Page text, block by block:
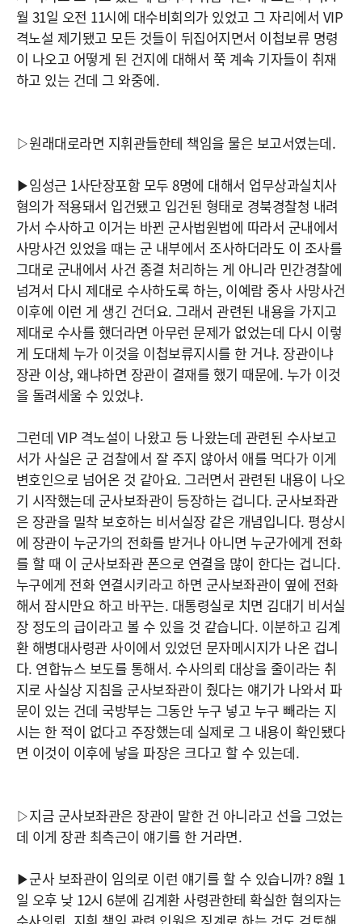
월 31일 오전 11시에 대수비회의가 있었고 그 자리에서 VIP
격노설 제기됐고 모든 것들이 뒤집어지면서 이첩보류 명령
이 나오고 어떻게 된 건지에 대해서 쭉 계속 기자들이 취재
하고 있는 건데 그 와중에.
▷원래대로라면 지휘관들한테 책임을 물은 보고서였는데.
▶임성근 1사단장포함 모두 8명에 대해서 업무상과실치사
혐의가 적용돼서 입건됐고 입건된 형태로 경북경찰청 내려
가서 수사하고 이거는 바뀐 군사법원법에 따라서 군내에서
사망사건 있었을 때는 군 내부에서 조사하더라도 이 조사를
그대로 군내에서 사건 종결 처리하는 게 아니라 민간경찰에
넘겨서 다시 제대로 수사하도록 하는, 이예람 중사 사망사건
이후에 이런 게 생긴 건더요. 그래서 관련된 내용을 가지고
제대로 수사를 했더라면 아무런 문제가 없었는데 다시 이렇
게 도대체 누가 이것을 이첩보류지시를 한 거냐. 장관이냐
장관 이상, 왜냐하면 장관이 결재를 했기 때문에. 누가 이것
을 돌려세울 수 있었냐.
그런데 VIP 격노설이 나왔고 등 나왔는데 관련된 수사보고
서가 사실은 군 검찰에서 잘 주지 않아서 애를 먹다가 이게
변호인으로 넘어온 것 같아요. 그러면서 관련된 내용이 나오
기 시작했는데 군사보좌관이 등장하는 겁니다. 군사보좌관
은 장관을 밀착 보호하는 비서실장 같은 개념입니다. 평상시
에 장관이 누군가의 전화를 받거나 아니면 누군가에게 전화
를 할 때 이 군사보좌관 폰으로 연결을 많이 한다는 겁니다.
누구에게 전화 연결시키라고 하면 군사보좌관이 옆에 전화
해서 잠시만요 하고 바꾸는. 대통령실로 치면 김대기 비서실
장 정도의 급이라고 볼 수 있을 것 같습니다. 이분하고 김계
환 해병대사령관 사이에서 있었던 문자메시지가 나온 겁니
다. 연합뉴스 보도를 통해서. 수사의뢰 대상을 줄이라는 취
지로 사실상 지침을 군사보좌관이 줬다는 얘기가 나와서 파
문이 있는 건데 국방부는 그동안 누구 넣고 누구 빼라는 지
시는 한 적이 없다고 주장했는데 실제로 그 내용이 확인됐다
면 이것이 이후에 낳을 파장은 크다고 할 수 있는데.
▷지금 군사보좌관은 장관이 말한 건 아니라고 선을 그었는
데 이게 장관 최측근이 얘기를 한 거라면.
▶군사 보좌관이 임의로 이런 얘기를 할 수 있습니까? 8월 1
일 오후 낮 12시 6분에 김계환 사령관한테 확실한 혐의자는